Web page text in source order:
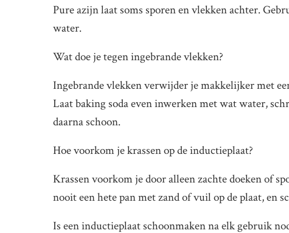
Pure azijn laat soms sporen en vlekken achter.
water.
Wat doe je tegen ingebrande vlekken?
Ingebrande vlekken verwijder je makkelijker met
Laat baking soda even inwerken met wat water,
daarna schoon.
Hoe voorkom je krassen op de inductieplaat?
Krassen voorkom je door alleen zachte doeken of
nooit een hete pan met zand of vuil op de plaat, en
Is een inductieplaat schoonmaken na elk gebruik